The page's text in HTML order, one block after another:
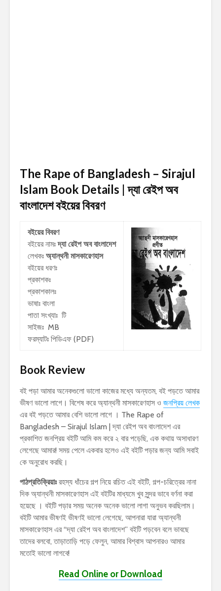
The Rape of Bangladesh – Sirajul
Islam Book Details | দ্যা রেইপ অব
বাংলাদেশবইয়ের বিবরণ
বইয়ের বিবরণ
বইয়ের নামঃদ্যা রেইপ অব বাংলাদেশ
লেখকঃ অ্যান্থনী মাসকারেণহাস
বইয়ের ধরণঃ
প্রকাশকঃ
প্রকাশকালঃ
ভাষাঃ বাংলা
পাতা সংখ্যাঃ টি
সাইজঃ MB
ফরম্যাটঃ পিডিএফ (PDF)
Book Review
বই পড়া আমার অনেকগুলো ভালো কাজের মধ্যে অন্যতম, বই পড়তে আমার
ভীষণ ভালো লাগে। বিশেষ করে অ্যান্থনী মাসকারেণহাস ও জনপ্রিয় লেখক
এর বই পড়তে আমার বেশি ভালো লাগে । The Rape of
Bangladesh – Sirajul Islam | দ্যা রেইপ অব বাংলাদেশ এর
প্রকাশিত জনপ্রিয় বইটি আমি কম করে ২ বার পড়েছি, এক কথায় অসাধারণ
লেগেছে আমার! সময় পেলে একবার হলেও এই বইটি পড়ার জন্য আমি সবাই
কে অনুরোধ করছি।
পাঠপ্রতিক্রিয়াঃরহস্য ধাঁচের গল্প নিয়ে রচিত এই বইটি, গল্প-চরিত্রের নানা
দিক অ্যান্থনী মাসকারেণহাস এই বইটির মাধ্যমে খুব সুন্দর ভাবে বর্ণনা করা
হয়েছে । বইটি পড়ার সময় অনেক অনেক ভালো লাগা অনুভব করছিলাম।
বইটি আমার ভীষণই ভীষণই ভালো লেগেছে, আপনারা যারা অ্যান্থনী
মাসকারেণহাস এর “দ্যা রেইপ অব বাংলাদেশ” বইটি পড়বেন বলে ভাবছে
তাদের বলবো, তাড়াতাড়ি পড়ে ফেলুন, আমার বিশ্বাস আপনারও আমার
মতোই ভালো লাগবে!
Read Online or Download